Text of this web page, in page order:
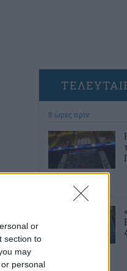
or
section to
may
personal
8 ώρες πριν
8 ώρες πριν